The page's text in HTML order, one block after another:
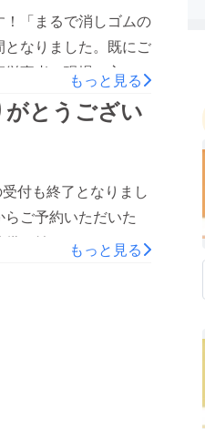
「まるで消しゴムの
なりました。既にご
事者の現場の方、お
た。お届けする商品
。またお届けについ
は来週より開始予定
スタッフ一同
もっと見る
がとうござい
付も終了となりまし
ご予約いただいた
を始めております。
不明な点や、お気づ
りもう少しとなりま
もっと見る